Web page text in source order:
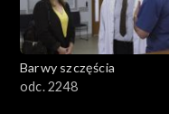
Barwy szczęścia
odc. 2248